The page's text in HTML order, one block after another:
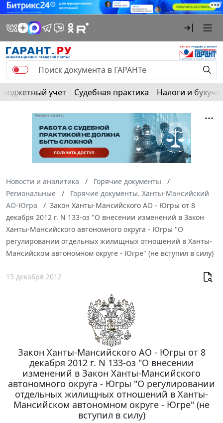
Бюджетный учет Судебная практика Налоги и
Новости и аналитика
Горячие документы
Региональные
Горячие документы. Ханты-Мансийский
АО-Югра
Закон Ханты-Мансийского АО - Югры от 8
декабря 2012 г. N 133-оз "О внесении изменений в Закон
Ханты-Мансийского автономного округа - Югры "О
регулировании отдельных жилищных отношений в Ханты-
Мансийском автономном округе - Югре" (не вступил в силу)
15 декабря 2012
Закон Ханты-Мансийского АО - Югры от 8
декабря 2012 г. N 133-оз "О внесении
изменений в Закон Ханты-Мансийского
автономного округа - Югры "О регулировании
отдельных жилищных отношений в Ханты-
Мансийском автономном округе - Югре" (не
вступил в силу)